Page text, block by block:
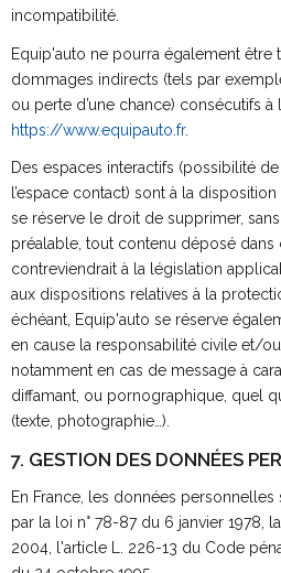
incompatibilité.
Equip'auto ne pourra également être
dommages indirects (tels par
ou perte d’une chance) consécutifs à
https://www.equipauto.fr.
Des espaces interactifs (possibilité
l’espace contact) sont à la
se réserve le droit de supprimer,
préalable, tout contenu déposé dans
contreviendrait à la législation
aux dispositions relatives à la
échéant, Equip'auto se réserve
en cause la responsabilité civile et/ou
notamment en cas de message à
diffamant, ou pornographique, quel
(texte, photographie…).
7. GESTION DES DONNÉES
En France, les données
par la loi n° 78-87 du 6 janvier 1978,
2004, l'article L. 226-13 du Code